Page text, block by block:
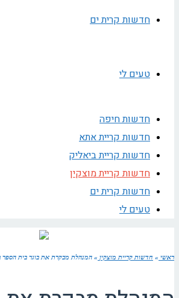
חדשות קרית ים
טעים לי
חדשות חיפה
חדשות קריית אתא
חדשות קריית ביאליק
חדשות קריית מוצקין
חדשות קרית ים
טעים לי
ראשי » חדשות קריית מוצקין » המנהלת מבקרת את בוגר בית